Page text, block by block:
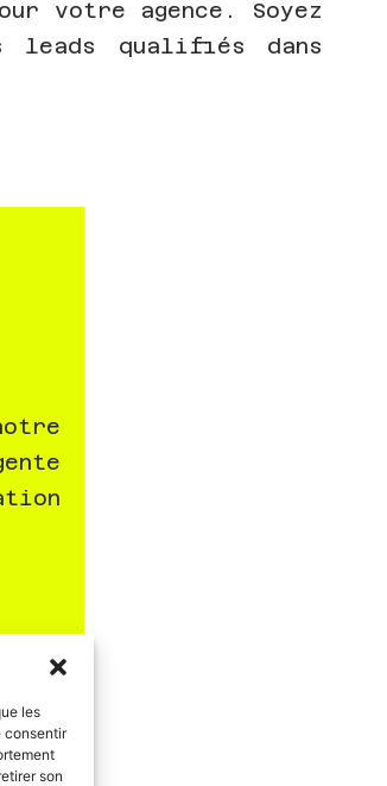
les
consentir
son
votre agence. Soyez
qualifiés dans